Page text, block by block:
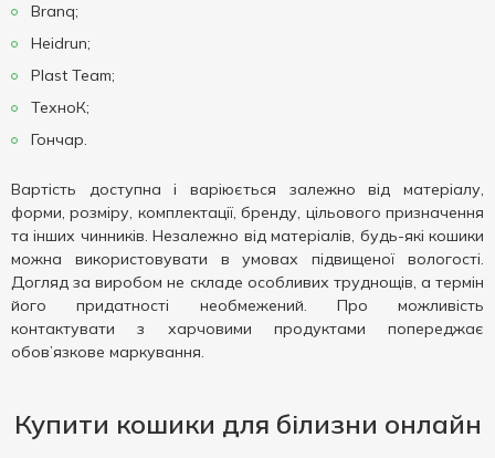
Branq;
Heidrun;
Plast Team;
ТехноК;
Гончар.
Вартість доступна і варіюється залежно від матеріалу,
форми, розміру, комплектації, бренду, цільового призначення
та інших чинників. Незалежно від матеріалів, будь-які кошики
можна використовувати в умовах підвищеної вологості.
Догляд за виробом не складе особливих труднощів, а термін
його придатності необмежений. Про можливість
контактувати з харчовими продуктами попереджає
обов’язкове маркування.
Купити кошики для білизни онлайн